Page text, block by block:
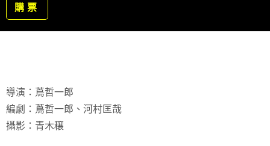
購票
導演：蔦哲一郎
編劇：蔦哲一郎、河村匡哉
攝影：青木穣